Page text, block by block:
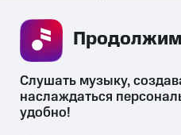
СКАЧАТЬ
Слушать музыку,
наслаждаться
удобно!